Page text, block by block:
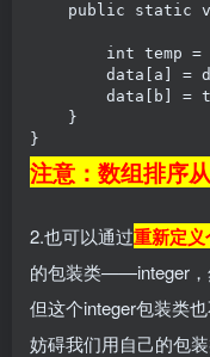
public static
int temp =
data[a] =
data[b] =
    }
注意：数组排
2.也可以通过重新定
的包装类——integer，
但这个integer包装类
妨碍我们用自己的包